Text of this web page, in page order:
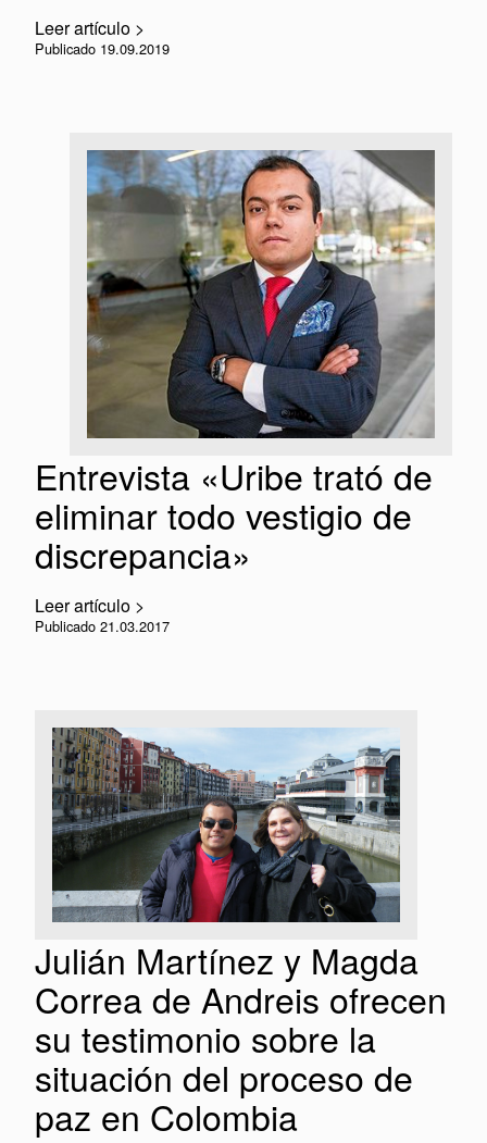
Leer artículo >
Publicado 19.09.2019
Entrevista «Uribe trató de
eliminar todo vestigio de
discrepancia»
Leer artículo >
Publicado 21.03.2017
Julián Martínez y Magda
Correa de Andreis ofrecen
su testimonio sobre la
situación del proceso de
paz en Colombia